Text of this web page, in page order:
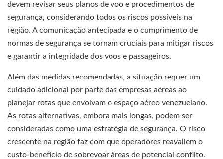
devem revisar seus planos de voo e procedimentos de
segurança, considerando todos os riscos possíveis na
região. A comunicação antecipada e o cumprimento de
normas de segurança se tornam cruciais para mitigar riscos
e garantir a integridade dos voos e passageiros.
Além das medidas recomendadas, a situação requer um
cuidado adicional por parte das empresas aéreas ao
planejar rotas que envolvam o espaço aéreo venezuelano.
As rotas alternativas, embora mais longas, podem ser
consideradas como uma estratégia de segurança. O risco
crescente na região faz com que operadores reavaliem o
custo-benefício de sobrevoar áreas de potencial conflito.